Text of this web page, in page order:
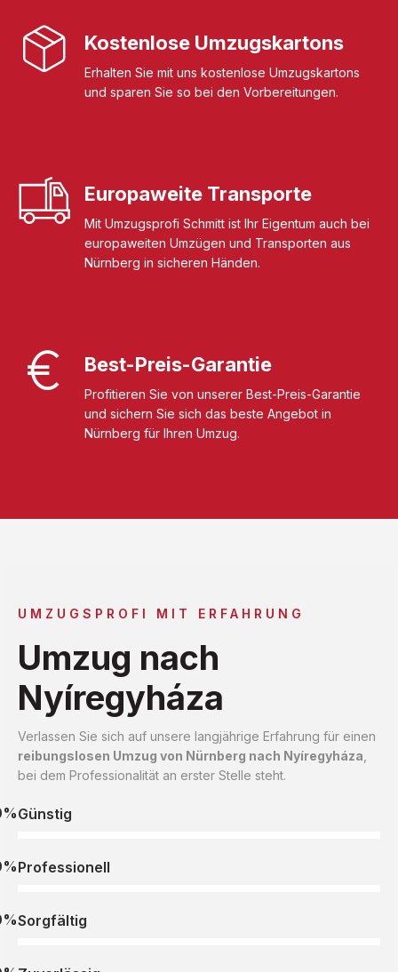
Kostenlose Umzugskartons
Erhalten Sie mit uns kostenlose Umzugskartons
und sparen Sie so bei den Vorbereitungen.
Europaweite Transporte
Mit Umzugsprofi Schmitt ist Ihr Eigentum auch bei
europaweiten Umzügen und Transporten aus
Nürnberg in sicheren Händen.
Best-Preis-Garantie
Profitieren Sie von unserer Best-Preis-Garantie
und sichern Sie sich das beste Angebot in
Nürnberg für Ihren Umzug.
UMZUGSPROFI MIT ERFAHRUNG
Umzug nach
Nyíregyháza
Verlassen Sie sich auf unsere langjährige Erfahrung für einen
reibungslosen Umzug von Nürnberg nach Nyíregyháza
bei dem Professionalität an erster Stelle steht.
Günstig
Professionell
Sorgfältig